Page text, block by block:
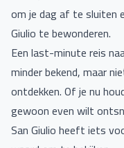
om je dag af te sluiten
Giulio te bewonderen.
Een last-minute reis
minder bekend, maar
ontdekken. Of je nu
gewoon even wilt
San Giulio heeft iets